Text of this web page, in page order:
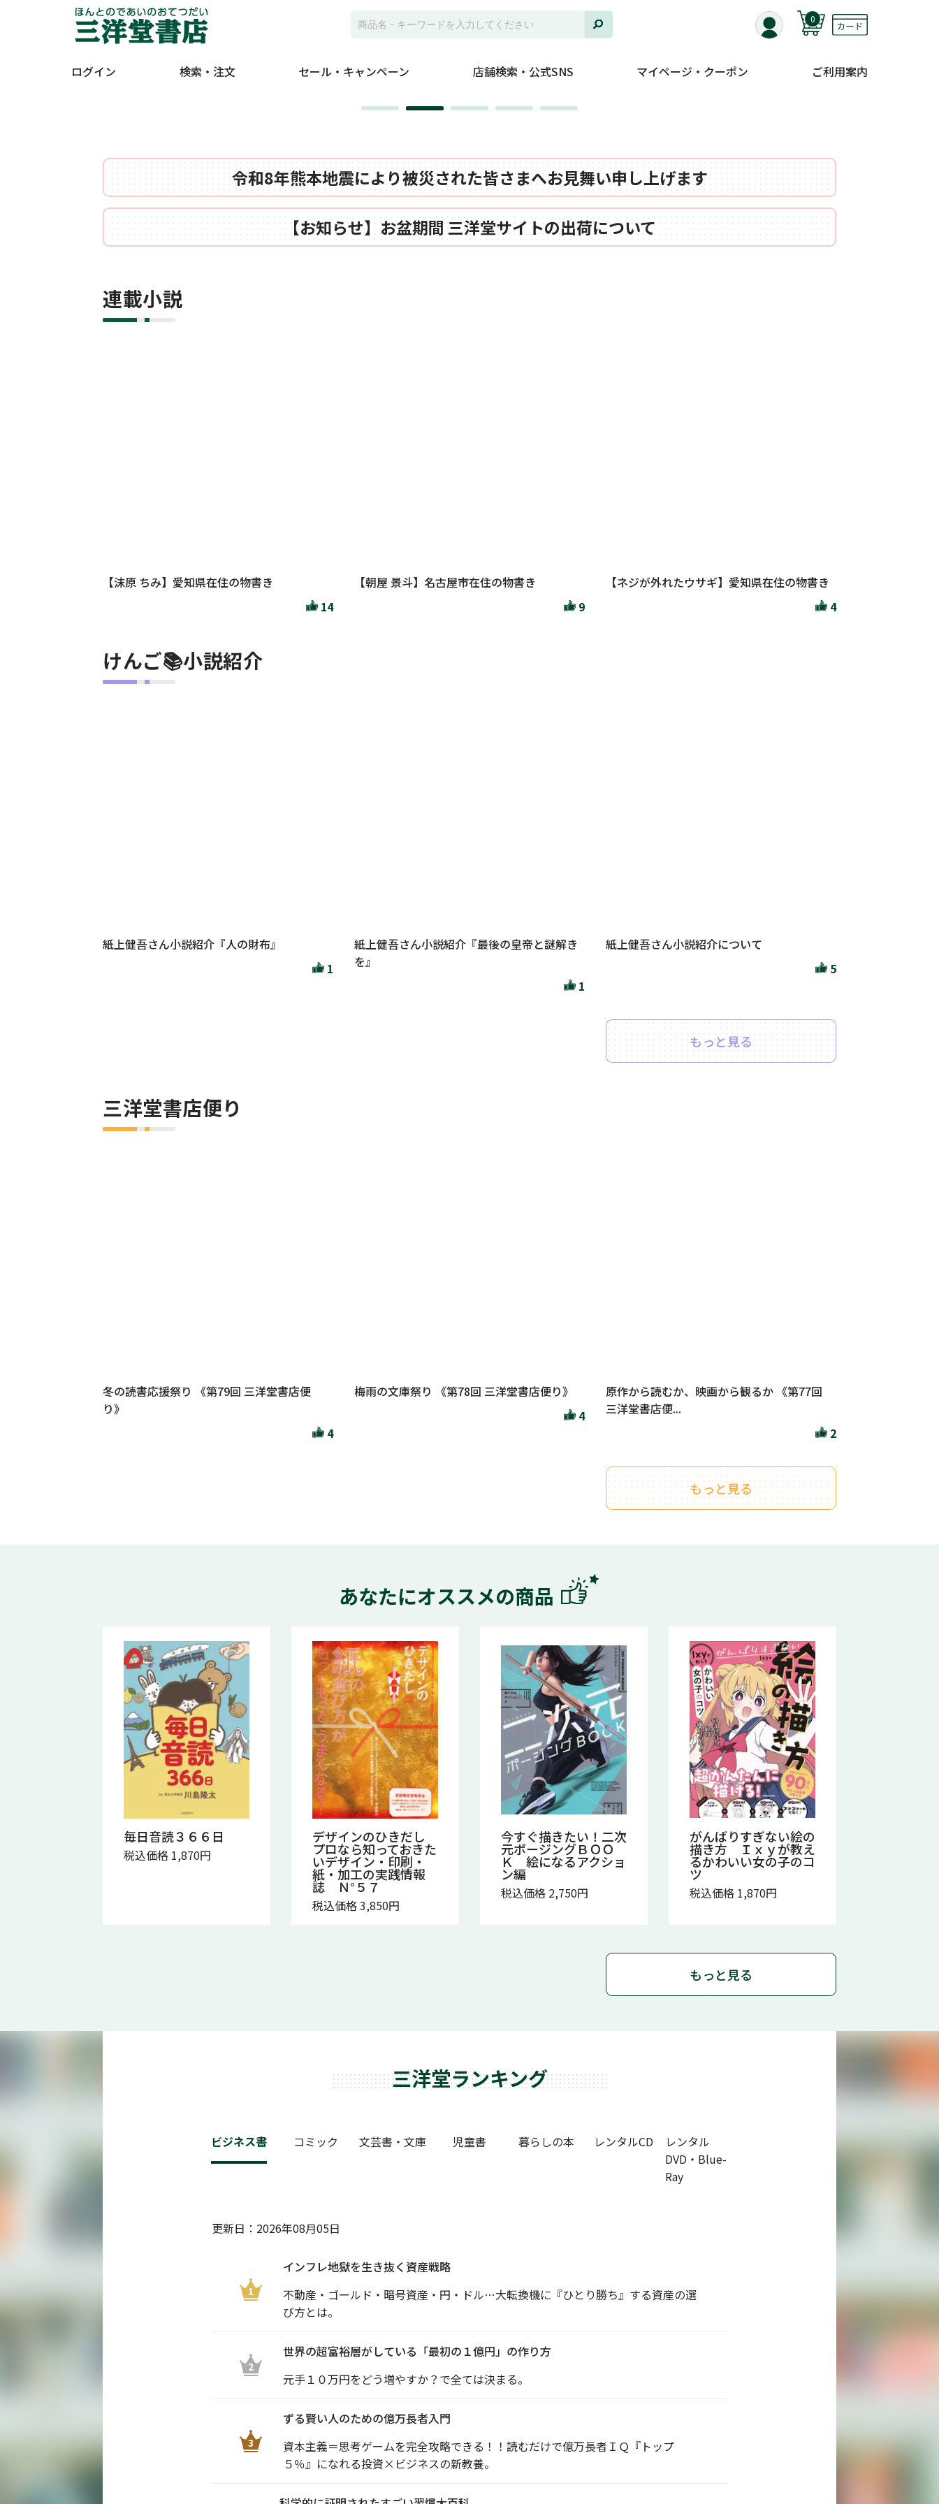
0
ログイン 検索・注文 セール・キャンペーン 店舗検索・公式SNS マイページ・クーポン ご利用案内
令和8年熊本地震により被災された皆さまへお見舞い申し上げます
【お知らせ】お盆期間 三洋堂サイトの出荷について
連載小説
【沫原 ちみ】愛知県在住の物書き
14
【朝屋 景斗】名古屋市在住の物書き
9
【ネジが外れたウサギ】愛知県在住の物書き
4
けんご📚小説紹介
紙上健吾さん小説紹介『人の財布』
1
紙上健吾さん小説紹介『最後の皇帝と謎解き
を』
1
紙上健吾さん小説紹介について
5
もっと見る
三洋堂書店便り
冬の読書応援祭り 《第79回 三洋堂書店便
り》
4
梅雨の文庫祭り 《第78回 三洋堂書店便り》
4
原作から読むか、映画から観るか 《第77回
三洋堂書店便...
2
もっと見る
あなたにオススメの商品
毎日音読３６６日
税込価格 1,870円
デザインのひきだし
プロなら知っておきた
いデザイン・印刷・
紙・加工の実践情報
誌 Ｎ°５７
税込価格 3,850円
今すぐ描きたい！二次
元ポージングＢＯＯ
Ｋ 絵になるアクショ
ン編
税込価格 2,750円
がんばりすぎない絵の
描き方 Ｉｘｙが教え
るかわいい女の子のコ
ツ
税込価格 1,870円
もっと見る
三洋堂ランキング
ビジネス書 コミック 文芸書・文庫 児童書 暮らしの本 レンタルCD
レンタル
DVD・Blue-
Ray
更新日： 2026年08月05日
1
インフレ地獄を生き抜く資産戦略
不動産・ゴールド・暗号資産・円・ドル…大転換機に『ひとり勝ち』する資産の選
び方とは。
2
世界の超富裕層がしている「最初の１億円」の作り方
元手１０万円をどう増やすか？で全ては決まる。
3
ずる賢い人のための億万長者入門
資本主義＝思考ゲームを完全攻略できる！！読むだけで億万長者ＩＱ『トップ
５％』になれる投資×ビジネスの新教養。